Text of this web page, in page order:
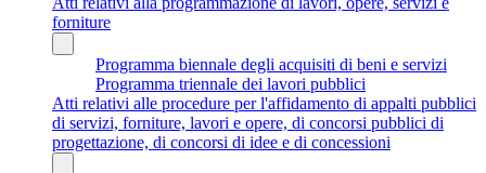
forniture
Programma biennale degli acquisiti di beni e servizi
Programma triennale dei lavori pubblici
Atti relativi alle procedure per l'affidamento di appalti pubblici
di servizi, forniture, lavori e opere, di concorsi pubblici di
progettazione, di concorsi di idee e di concessioni